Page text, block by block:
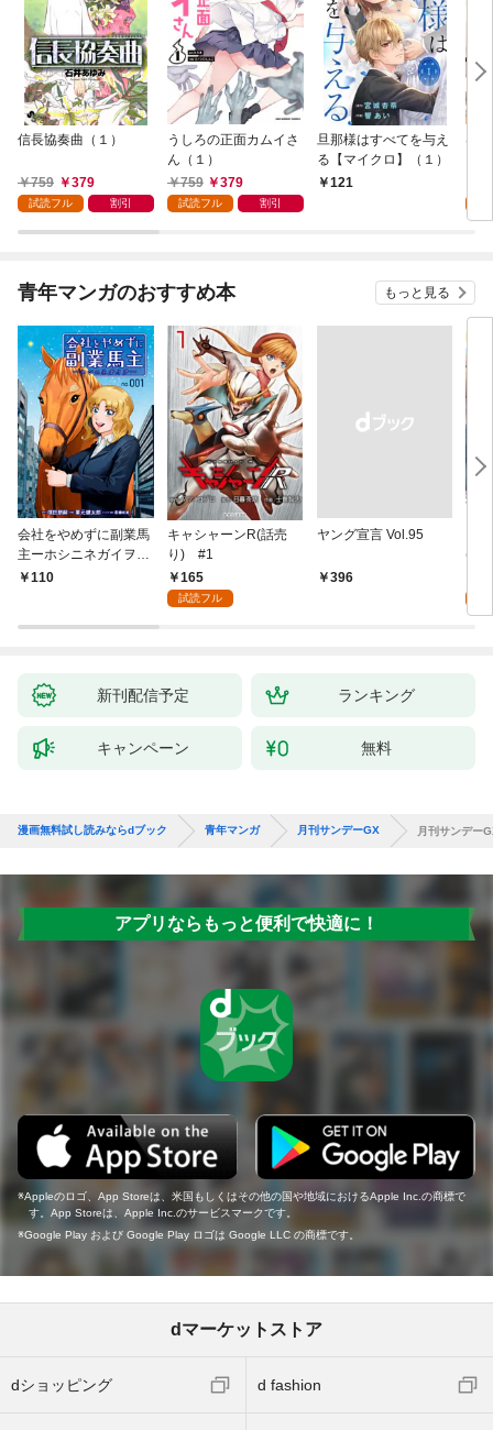
信長協奏曲（１）
759 379
試読フル 割引
うしろの正面カムイさ
ん（１）
759
379
試読フル 割引
旦那様はすべてを与え
る【マイクロ】（１）
121
は
青年マンガのおすすめ本 もっと見る
会社をやめずに副業馬
主ーホシニネガイヲ
ー 1
110
キャシャーンR(話売
り) #1
165
試読フル
ヤング宣言 Vol.95
￥396
(話
新刊配信予定 ランキング
キャンペーン 無料
漫画無料試し読みならdブック 青年マンガ 月刊サンデーGX 月刊サンデー
アプリならもっと便利で快適に！
Appleのロゴ、App Storeは、米国もしくはその他の国や地域におけるApple Inc.の商標で
す。App Storeは、Apple Inc.のサービスマークです。
Google Play および Google Play ロゴは Google LLC の商標です。
dマーケットストア
dショッピング d fashion